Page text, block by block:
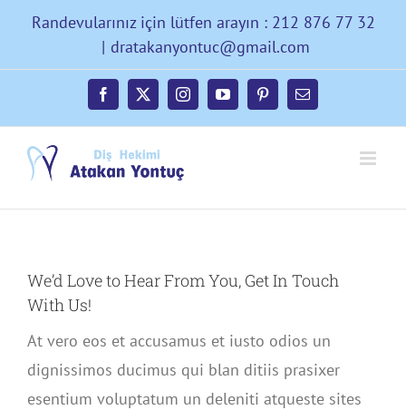
content
Randevularınız için lütfen arayın : 212 876 77 32
| dratakanyontuc@gmail.com
Facebook
X InstagramYouTubePinterest
E-
posta
We’d Love to Hear From You, Get In Touch
With Us!
At vero eos et accusamus et iusto odios un
dignissimos ducimus qui blan ditiis prasixer
esentium voluptatum un deleniti atqueste sites